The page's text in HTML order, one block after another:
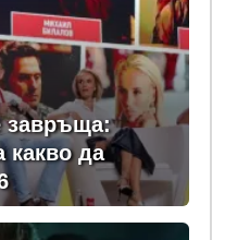
завръща:
какво да